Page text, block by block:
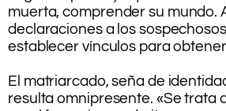
muerta, comprender su mundo.
declaraciones a los
establecer vínculos para
El matriarcado, seña de
resulta omnipresente. «Se trata